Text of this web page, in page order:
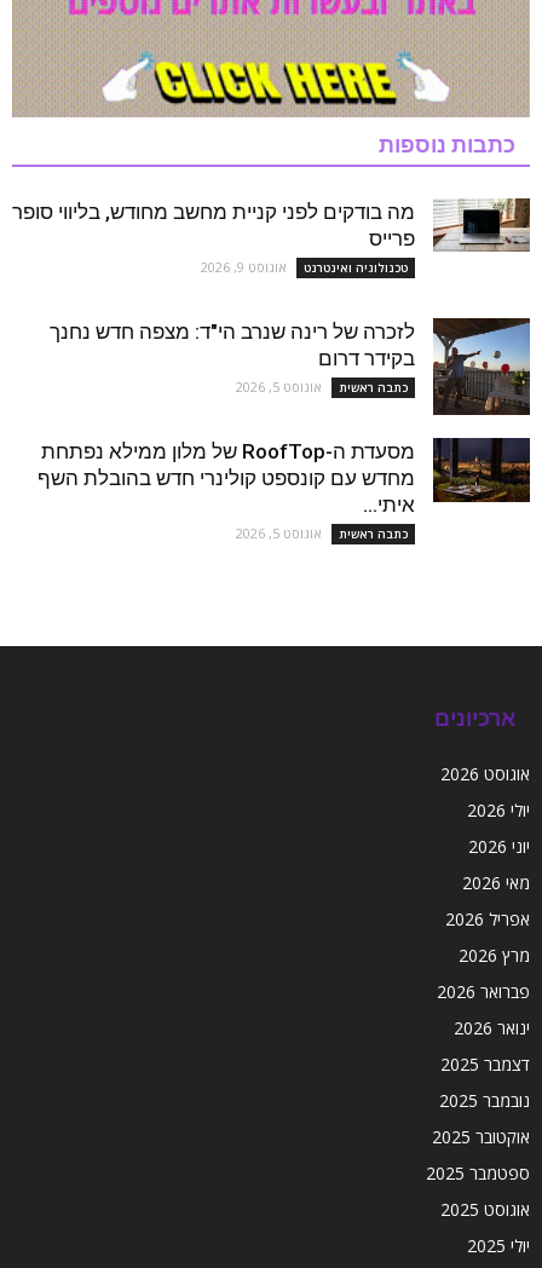
כתבות נוספות
מה בודקים לפני קניית מחשב מחודש, בליווי סופר
פרייס
טכנולוגיה ואינטרנט אוגוסט 9, 2026
לזכרה של רינה שנרב הי"ד: מצפה חדש נחנך
בקידר דרום
כתבה ראשית אוגוסט 5, 2026
מסעדת ה-RoofTop של מלון ממילא נפתחת
מחדש עם קונספט קולינרי חדש בהובלת השף
איתי...
כתבה ראשית אוגוסט 5, 2026
ארכיונים
אוגוסט 2026
יולי 2026
יוני 2026
מאי 2026
אפריל 2026
מרץ 2026
פברואר 2026
ינואר 2026
דצמבר 2025
נובמבר 2025
אוקטובר 2025
ספטמבר 2025
אוגוסט 2025
יולי 2025